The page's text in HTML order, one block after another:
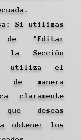
Si utilizas
"Editar
la Sección
utiliza el
de manera
claramente
deseas
obtener los